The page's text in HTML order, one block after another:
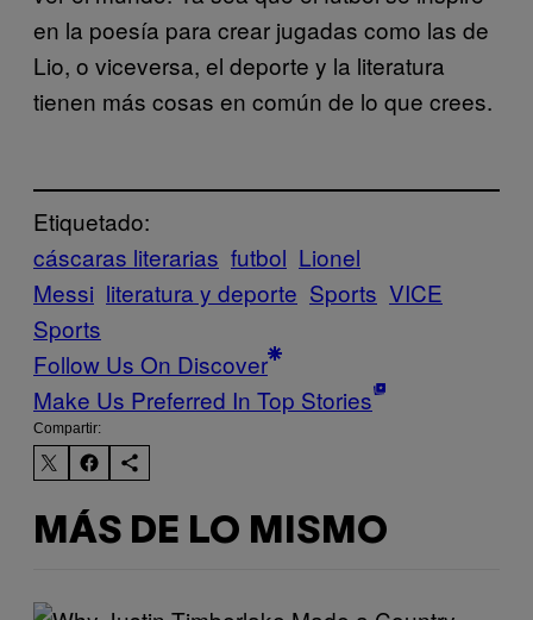
en la poesía para crear jugadas como las de
Lio, o viceversa, el deporte y la literatura
tienen más cosas en común de lo que crees.
Etiquetado:
cáscaras literarias futbol Lionel
Messi literatura y deporte Sports VICE
Sports
Follow Us On Discover
Make Us Preferred In Top Stories
Compartir:
MÁS DE LO MISMO